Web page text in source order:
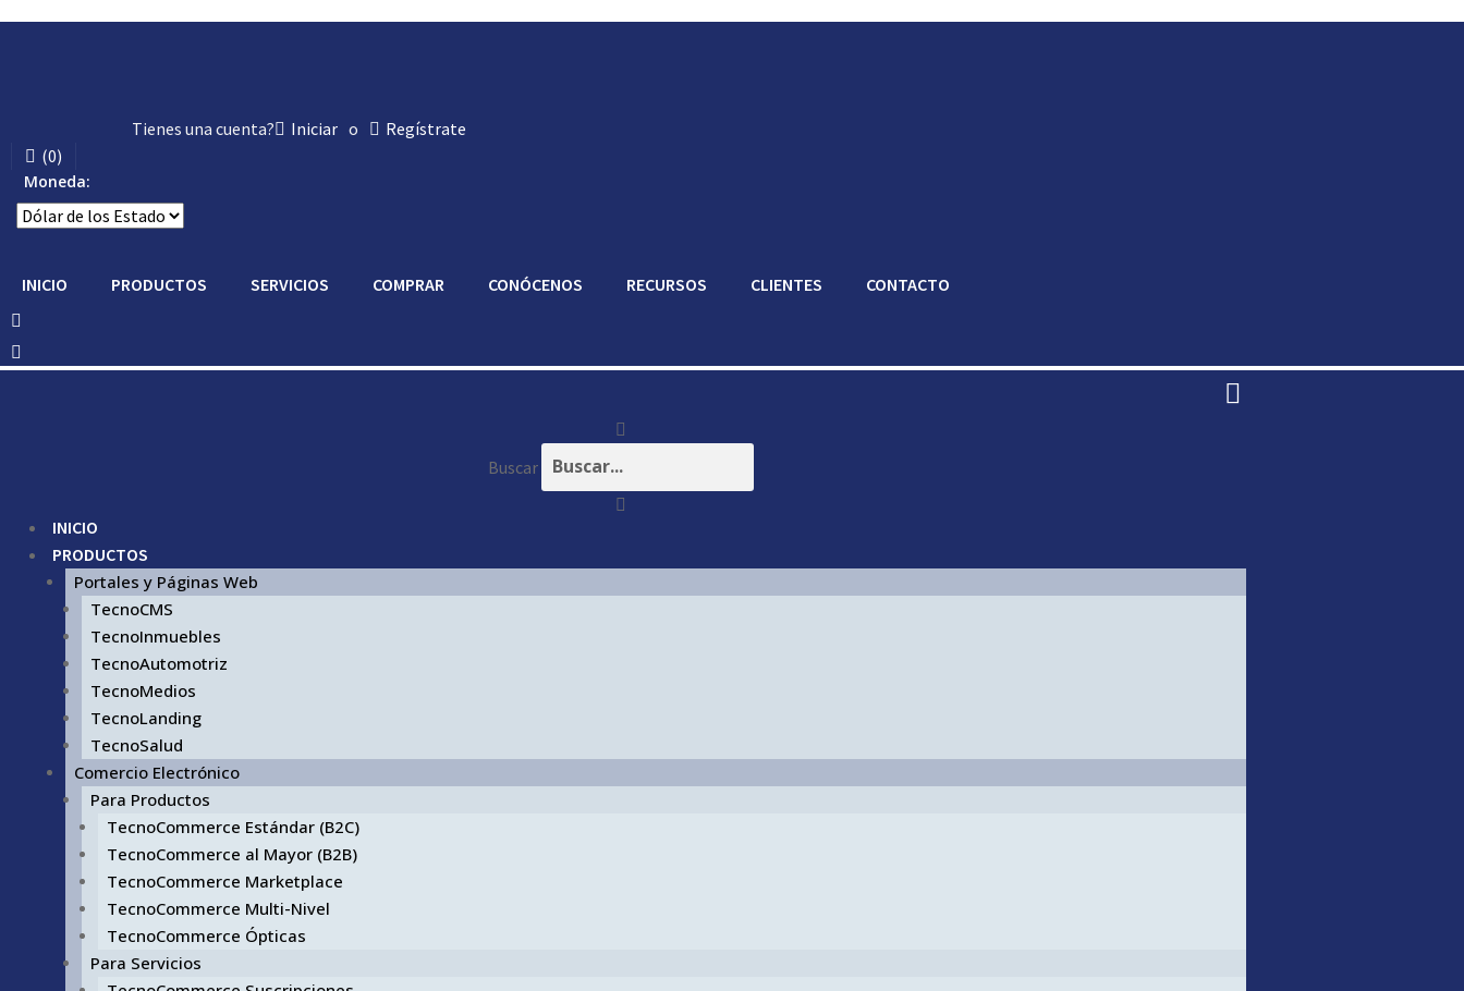
Tienes una cuenta? Iniciar o
Regístrate
(0)
Moneda:
INICIO PRODUCTOS SERVICIOS COMPRAR CONÓCENOS RECURSOS CLIENTES CONTACTO
Buscar
INICIO
PRODUCTOS
Portales y Páginas Web
TecnoCMS
TecnoInmuebles
TecnoAutomotriz
TecnoMedios
TecnoLanding
TecnoSalud
Comercio Electrónico
Para Productos
TecnoCommerce Estándar (B2C)
TecnoCommerce al Mayor (B2B)
TecnoCommerce Marketplace
TecnoCommerce Multi-Nivel
TecnoCommerce Ópticas
Para Servicios